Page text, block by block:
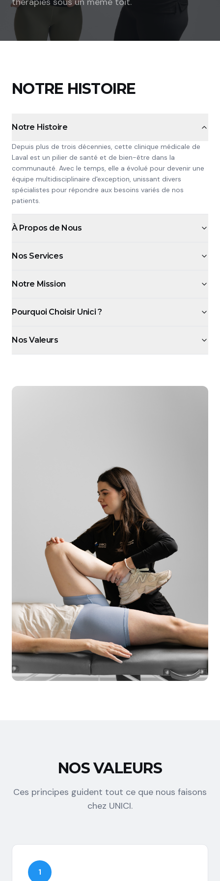
Pédiatrique
Trouble musculosquelettique
Nutrition sportive
Vivian Orozco
Vinny Narciso
Kosta Kokkinakis
NOTRE HISTOIRE
Notre Histoire
Depuis plus de trois décennies, cette clinique médicale de
Laval est un pilier de santé et de bien-être dans la
communauté. Avec le temps, elle a évolué pour devenir une
équipe multidisciplinaire d'exception, unissant divers
spécialistes pour répondre aux besoins variés de nos
patients.
À Propos de Nous
Nos Services
Notre Mission
Pourquoi Choisir Unici ?
Nos Valeurs
NOS VALEURS
Ces principes guident tout ce que nous faisons
chez UNICI.
1